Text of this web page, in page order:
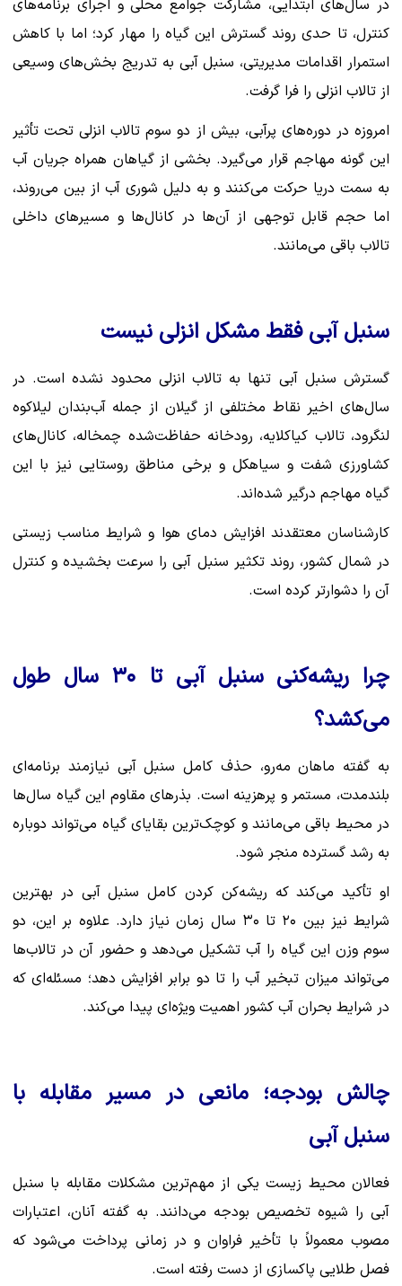
در سال‌های ابتدایی، مشارکت جوامع محلی و اجرای برنامه‌های
کنترل، تا حدی روند گسترش این گیاه را مهار کرد؛ اما با کاهش
استمرار اقدامات مدیریتی، سنبل آبی به تدریج بخش‌های وسیعی
از تالاب انزلی را فرا گرفت.
امروزه در دوره‌های پرآبی، بیش از دو سوم تالاب انزلی تحت تأثیر
این گونه مهاجم قرار می‌گیرد. بخشی از گیاهان همراه جریان آب
به سمت دریا حرکت می‌کنند و به دلیل شوری آب از بین می‌روند،
اما حجم قابل توجهی از آن‌ها در کانال‌ها و مسیرهای داخلی
تالاب باقی می‌مانند.
سنبل آبی فقط مشکل انزلی نیست
گسترش سنبل آبی تنها به تالاب انزلی محدود نشده است. در
سال‌های اخیر نقاط مختلفی از گیلان از جمله آب‌بندان لیلاکوه
لنگرود، تالاب کیاکلایه، رودخانه حفاظت‌شده چمخاله، کانال‌های
کشاورزی شفت و سیاهکل و برخی مناطق روستایی نیز با این
گیاه مهاجم درگیر شده‌اند.
کارشناسان معتقدند افزایش دمای هوا و شرایط مناسب زیستی
در شمال کشور، روند تکثیر سنبل آبی را سرعت بخشیده و کنترل
آن را دشوارتر کرده است.
چرا ریشه‌کنی سنبل آبی تا ۳۰ سال طول
می‌کشد؟
به گفته ماهان مه‌رو، حذف کامل سنبل آبی نیازمند برنامه‌ای
بلندمدت، مستمر و پرهزینه است. بذرهای مقاوم این گیاه سال‌ها
در محیط باقی می‌مانند و کوچک‌ترین بقایای گیاه می‌تواند دوباره
به رشد گسترده منجر شود.
او تأکید می‌کند که ریشه‌کن کردن کامل سنبل آبی در بهترین
شرایط نیز بین ۲۰ تا ۳۰ سال زمان نیاز دارد. علاوه بر این، دو
سوم وزن این گیاه را آب تشکیل می‌دهد و حضور آن در تالاب‌ها
می‌تواند میزان تبخیر آب را تا دو برابر افزایش دهد؛ مسئله‌ای که
در شرایط بحران آب کشور اهمیت ویژه‌ای پیدا می‌کند.
چالش بودجه؛ مانعی در مسیر مقابله با
سنبل آبی
فعالان محیط زیست یکی از مهم‌ترین مشکلات مقابله با سنبل
آبی را شیوه تخصیص بودجه می‌دانند. به گفته آنان، اعتبارات
مصوب معمولاً با تأخیر فراوان و در زمانی پرداخت می‌شود که
فصل طلایی پاکسازی از دست رفته است.